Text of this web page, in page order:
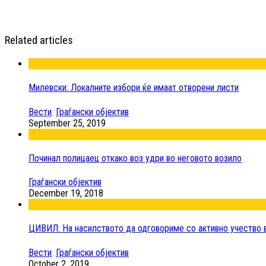
Related articles
Милевски: Локалните избори ќе имаат отворени листи
Вести, Граѓански објектив
September 25, 2019
Починал полицаец откако воз удри во неговото возило
Граѓански објектив
December 19, 2018
ЦИВИЛ: На насилството да одговориме со активно учество
Вести, Граѓански објектив
October 2, 2019